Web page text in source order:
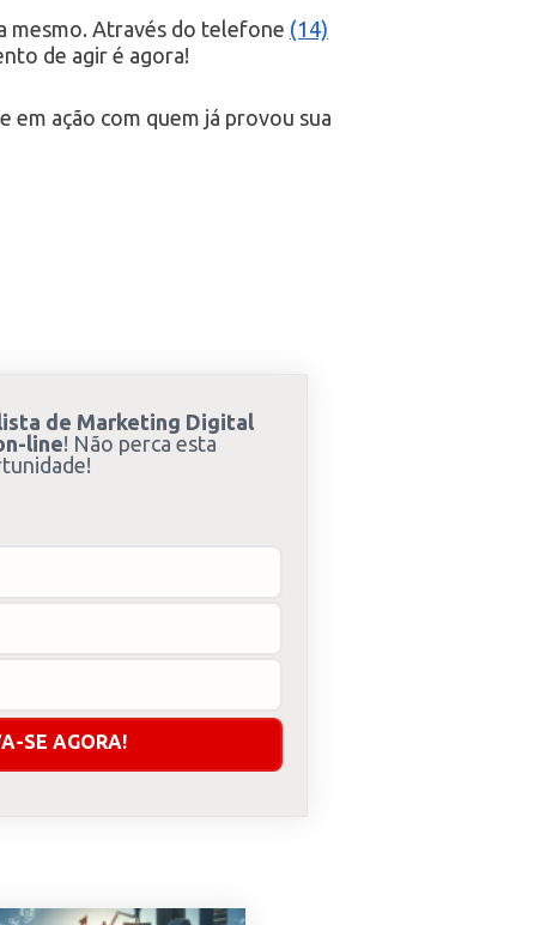
mesmo. Através do telefone (14)
de agir é agora!
em ação com quem já provou sua
de Marketing Digital
line! Não perca esta